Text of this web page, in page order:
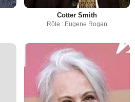
Cotter Smith
Rôle : Eugene Rogan